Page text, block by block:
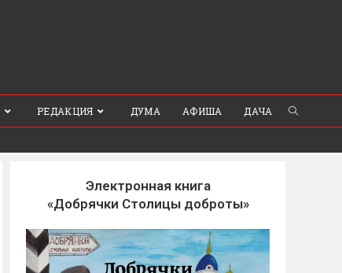
РЕДАКЦИЯ ДУМА АФИША ДАЧА
Электронная книга
«Добрячки Столицы доброты»